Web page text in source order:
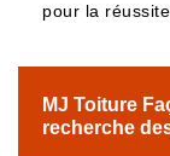
pour la
MJ Toiture
recherche